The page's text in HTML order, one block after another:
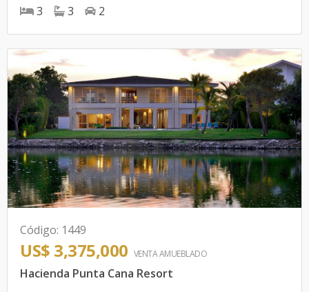
3 3 2
Código: 1449
US$ 3,375,000 VENTA AMUEBLADO
Hacienda Punta Cana Resort